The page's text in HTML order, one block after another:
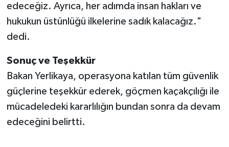
edeceğiz. Ayrıca, her adımda insan hakları ve
hukukun üstünlüğü ilkelerine sadık kalacağız."
dedi.
Sonuç ve Teşekkür
Bakan Yerlikaya, operasyona katılan tüm güvenlik
güçlerine teşekkür ederek, göçmen kaçakçılığı ile
mücadeledeki kararlılığın bundan sonra da devam
edeceğini belirtti.